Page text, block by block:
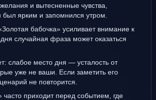
и вытесненные чувства,
был ярким и запомнился утром.
бабочка» усиливает внимание к
случайная фраза может оказаться
слабое место дня — усталость от
уже не ваши. Если заметить его
не повторится.
часто приходит перед событием, где